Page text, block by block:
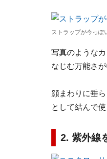
ストラップが今っ
写真のような
なじむ万能さ
顔まわりに垂
として結んで
2. 紫外線